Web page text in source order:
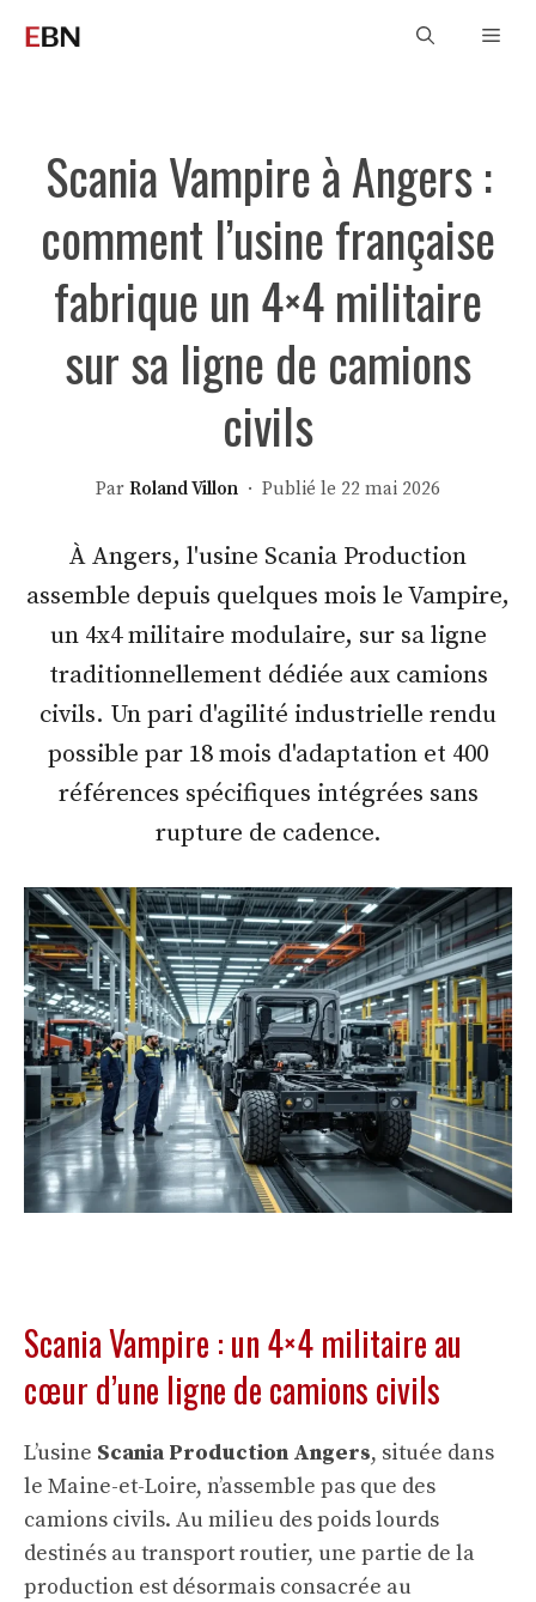
Scania Vampire à Angers :
comment l’usine française
fabrique un 4×4 militaire
sur sa ligne de camions
civils
Par Roland Villon · Publié le 22 mai 2026
À Angers, l'usine Scania Production
assemble depuis quelques mois le Vampire,
un 4x4 militaire modulaire, sur sa ligne
traditionnellement dédiée aux camions
civils. Un pari d'agilité industrielle rendu
possible par 18 mois d'adaptation et 400
références spécifiques intégrées sans
rupture de cadence.
Scania Vampire : un 4×4 militaire au
cœur d’une ligne de camions civils
L’usine Scania Production Angers, située dans
le Maine-et-Loire, n’assemble pas que des
camions civils. Au milieu des poids lourds
destinés au transport routier, une partie de la
production est désormais consacrée au